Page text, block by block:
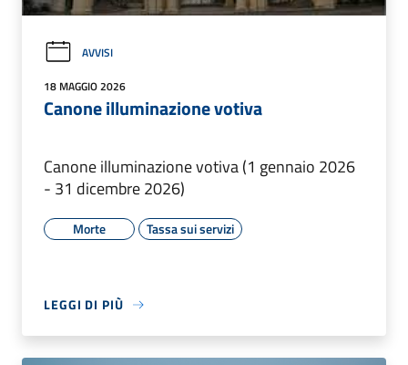
AVVISI
18 MAGGIO 2026
Canone illuminazione votiva
Canone illuminazione votiva (1 gennaio 2026
- 31 dicembre 2026)
Morte Tassa sui servizi
LEGGI DI PIÙ